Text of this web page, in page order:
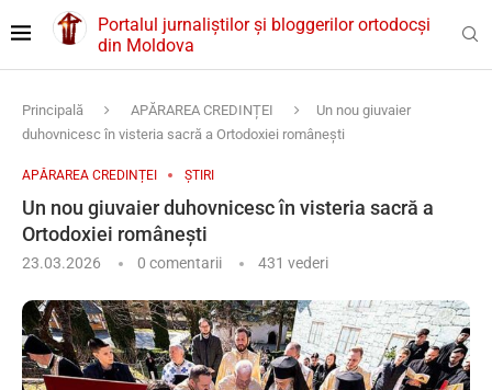
Portalul jurnaliștilor și bloggerilor ortodocși
din Moldova
Principală APĂRAREA CREDINȚEI
Un nou giuvaier
duhovnicesc în visteria sacră a Ortodoxiei românești
APĂRAREA CREDINȚEI ȘTIRI
Un nou giuvaier duhovnicesc în visteria sacră a
Ortodoxiei românești
23.03.2026 0 comentarii 431 vederi